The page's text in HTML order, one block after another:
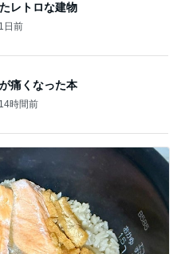
レトロな建物
1日前
痛くなった本
14時間前